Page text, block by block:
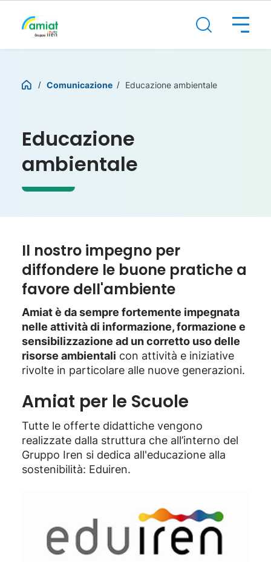
Comunicazione Educazione ambientale
Educazione
ambientale
Il nostro impegno per
diffondere le buone pratiche a
favore dell'ambiente
Amiat è da sempre fortemente impegnata
nelle attività di informazione, formazione e
sensibilizzazione ad un corretto uso delle
risorse ambientali con attività e iniziative
rivolte in particolare alle nuove generazioni.
Amiat per le Scuole
Tutte le offerte didattiche vengono
realizzate dalla struttura che all’interno del
Gruppo Iren si dedica all'educazione alla
sostenibilità: Eduiren.